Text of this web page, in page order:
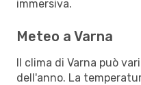
immersiva.
Meteo a Varna
Il clima di Varna può
dell'anno. La